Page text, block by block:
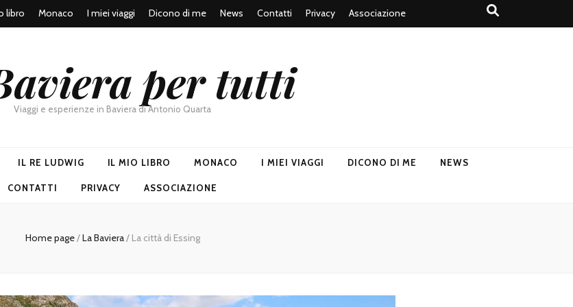
libro Monaco I miei viaggi Dicono di me News Contatti Privacy Associazione
per tutti
Viaggi e esperienze in Baviera di Antonio Quarta
IL RE LUDWIG IL MIO LIBRO MONACO I MIEI VIAGGI DICONO DI ME NEWS
CONTATTI PRIVACY ASSOCIAZIONE
Home page/La Baviera/ La città di Essing